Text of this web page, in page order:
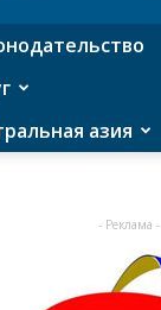
азия
- Реклама -